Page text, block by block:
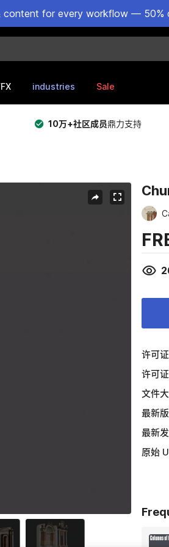
content for every workflow — 50%
industries Sale
10万+社区成员鼎力支持
许可
许可
文件
最新
最新
原始